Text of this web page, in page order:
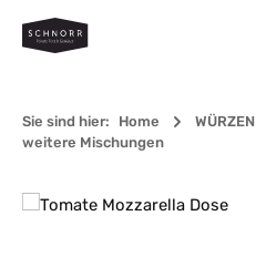
Zum Hauptinhalt springen
Sie sind hier: Home WÜRZEN
weitere Mischungen
Bildergalerie überspringen